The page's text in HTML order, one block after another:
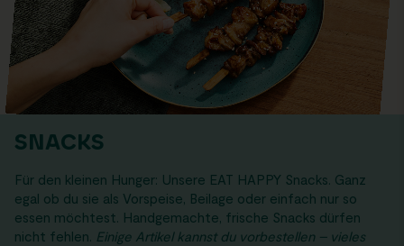
SNACKS
Für den kleinen Hunger: Unsere EAT HAPPY Snacks. Ganz
egal ob du sie als Vorspeise, Beilage oder einfach nur so
essen möchtest. Handgemachte, frische Snacks dürfen
nicht fehlen. Einige Artikel kannst du vorbestellen – vieles